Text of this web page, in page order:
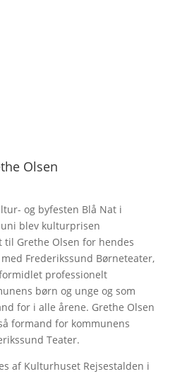
Olsen
og byfesten Blå Nat i
blev kulturprisen
Grethe Olsen for hendes
Frederikssund Børneteater,
professionelt
børn og unge og som
for i alle årene. Grethe Olsen
formand for kommunens
Teater.
af Kulturhuset Rejsestalden i